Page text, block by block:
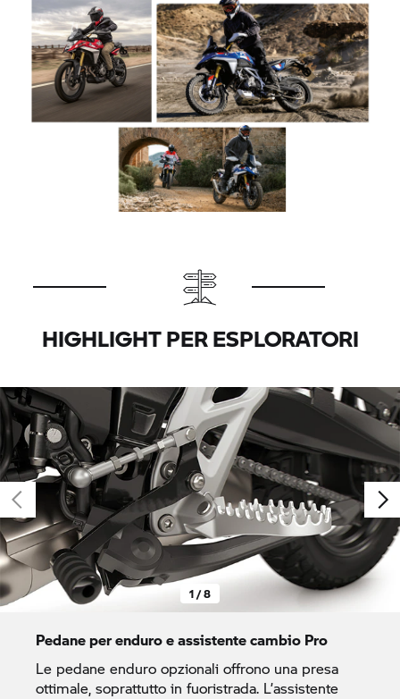
HIGHLIGHT PER ESPLORATORI
1 / 8
Pedane per enduro e assistente cambio Pro
Le pedane enduro opzionali offrono una presa
ottimale, soprattutto in fuoristrada. L’assistente